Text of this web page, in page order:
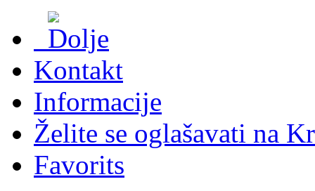
Kontakt
Informacije
Želite se oglašavati na
Favorits